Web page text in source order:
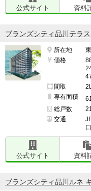
公式サイト 資料
ブランズシティ品川テラス
所在地
価格
間取
専有面積
総戸数
交通
公式サイト 資料
ブランズシティ品川ルネ